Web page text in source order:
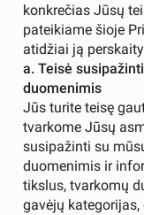
konkrečias Jūsų
pateikiame šioje
atidžiai ją
a. Teisė
duomenimis
Jūs turite teisę
tvarkome Jūsų
susipažinti su
duomenimis ir
tikslus, tvarkomų
gavėjų